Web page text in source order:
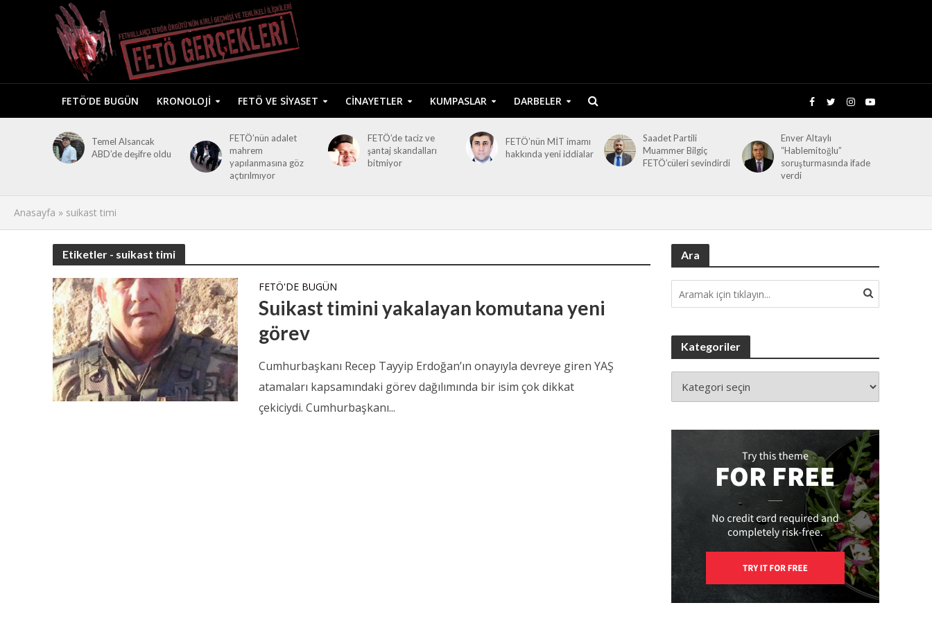
FETÖ’DE BUGÜN KRONOLOJI FETÖ VE SIYASET CINAYETLER KUMPASLAR DARBELER
Temel Alsancak
ABD’de deşifre oldu
FETÖ’nün adalet
mahrem
yapılanmasına göz
açtırılmıyor
FETÖ’de taciz ve
şantaj skandalları
bitmiyor
FETÖ’nün MİT imamı
hakkında yeni iddialar
Saadet Partili
Muammer Bilgiç
FETÖ’cüleri sevindirdi
Enver Altaylı
“Hablemitoğlu”
soruşturmasında ifade
verdi
Anasayfa » suikast timi
Etiketler - suikast timi
FETÖ'DE BUGÜN
Suikast timini yakalayan komutana yeni
görev
Cumhurbaşkanı Recep Tayyip Erdoğan’ın onayıyla devreye giren YAŞ
atamaları kapsamındaki görev dağılımında bir isim çok dikkat
çekiciydi. Cumhurbaşkanı...
Ara
Kategoriler